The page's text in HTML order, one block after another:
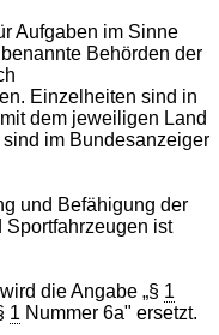
Aufgaben im Sinne
Behörden der
Einzelheiten sind in
dem jeweiligen Land
im Bundesanzeiger
und Befähigung der
Sportfahrzeugen ist
die Angabe „§ 1
1 Nummer 6a" ersetzt.